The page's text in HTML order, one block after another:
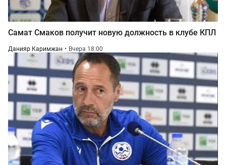
Самат Смаков получит новую должность в клубе КПЛ
Данияр Каримжан Вчера 18:00